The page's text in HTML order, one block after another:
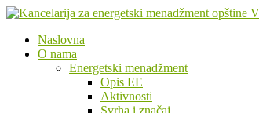
Naslovna
O nama
Energetski menadžment
Opis EE
Aktivnosti
Svrha i značaj